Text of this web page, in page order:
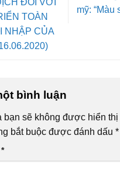
ĐỐI VỚI
TOÀN
NHẬP CỦA
mỹ: “Màu
bình luận
bạn sẽ không được hiển thị
bắt buộc được đánh dấu *
*